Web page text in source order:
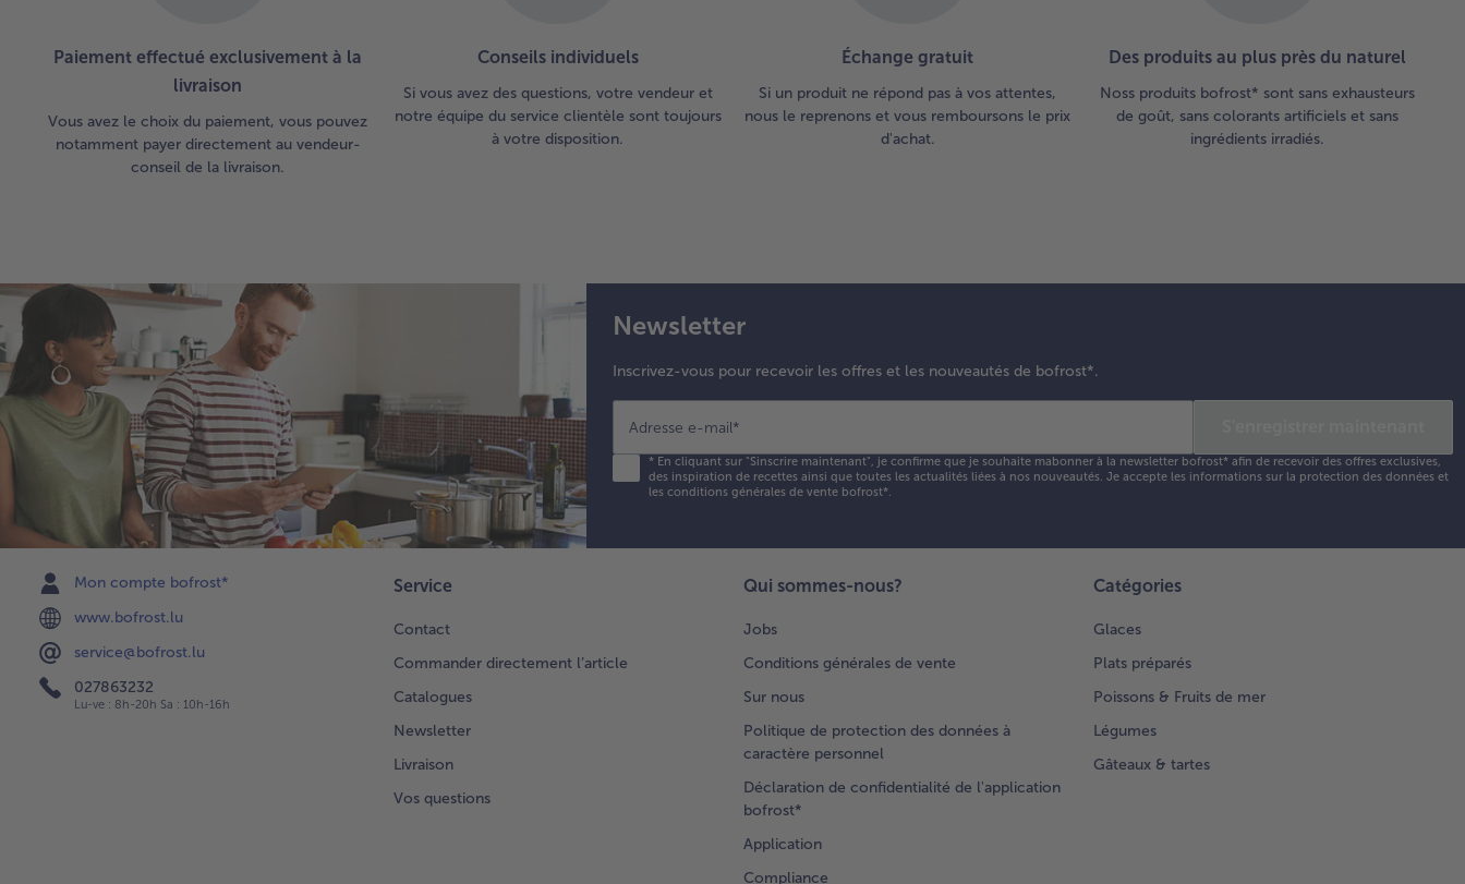
Paiement effectué exclusivement à la
livraison
Vous avez le choix du paiement, vous pouvez
notamment payer directement au vendeur-
conseil de la livraison.
Conseils individuels
Si vous avez des questions, votre vendeur et
notre équipe du service clientèle sont toujours
à votre disposition.
Échange gratuit
Si un produit ne répond pas à vos attentes,
nous le reprenons et vous remboursons le prix
d'achat.
Des produits au plus près du naturel
Noss produits bofrost* sont sans exhausteurs
de goût, sans colorants artificiels et sans
ingrédients irradiés.
Newsletter
Inscrivez-vous pour recevoir les offres et les nouveautés de bofrost*.
Adresse e-mail*
*En cliquant sur "Sinscrire maintenant", je confirme que je souhaite mabonner à la newsletter bofrost* afin de recevoir des offres exclusives,
des inspiration de recettes ainsi que toutes les actualités liées à nos nouveautés. Je accepte les informations sur la protection des données et
les conditions générales de vente bofrost*.
Mon compte bofrost*
www.bofrost.lu
service@bofrost.lu
027863232
Lu-ve : 8h-20h Sa : 10h-16h
Service
Contact
Commander directement l’article
Catalogues
Newsletter
Livraison
Vos questions
Qui sommes-nous?
Jobs
Conditions générales de vente
Sur nous
Politique de protection des données à
caractère personnel
Déclaration de confidentialité de l'application
bofrost*
Application
Compliance
Catégories
Glaces
Plats préparés
Poissons & Fruits de mer
Légumes
Gâteaux & tartes